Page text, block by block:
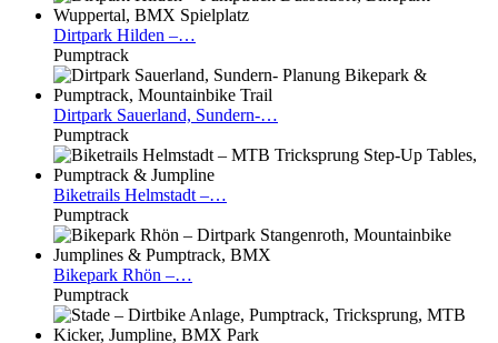
Dirtpark Hilden –…
Pumptrack
Dirtpark Sauerland, Sundern-…
Pumptrack
Biketrails Helmstadt –…
Pumptrack
Bikepark Rhön –…
Pumptrack